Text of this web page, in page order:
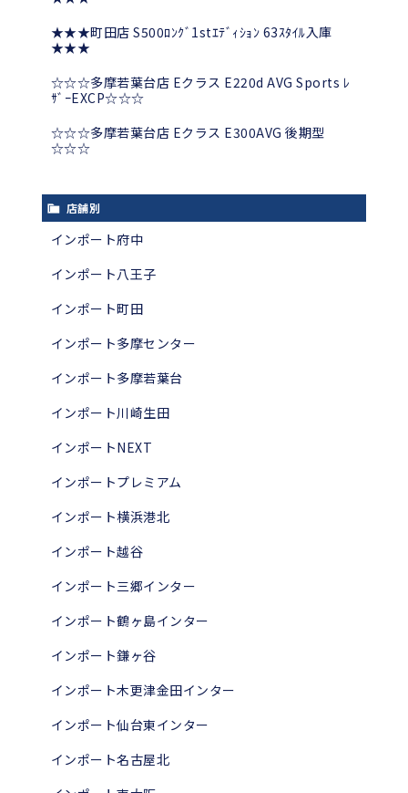
★★★町田店 S500ﾛﾝｸﾞ1stｴﾃﾞｨｼｮﾝ 63ｽﾀｲﾙ入庫
★★★
☆☆☆多摩若葉台店 Eクラス E220d AVG Sports ﾚ
ｻﾞｰEXCP☆☆☆
☆☆☆多摩若葉台店 Eクラス E300AVG 後期型
☆☆☆
店舗別
インポート府中
インポート八王子
インポート町田
インポート多摩センター
インポート多摩若葉台
インポート川崎生田
インポートNEXT
インポートプレミアム
インポート横浜港北
インポート越谷
インポート三郷インター
インポート鶴ヶ島インター
インポート鎌ヶ谷
インポート木更津金田インター
インポート仙台東インター
インポート名古屋北